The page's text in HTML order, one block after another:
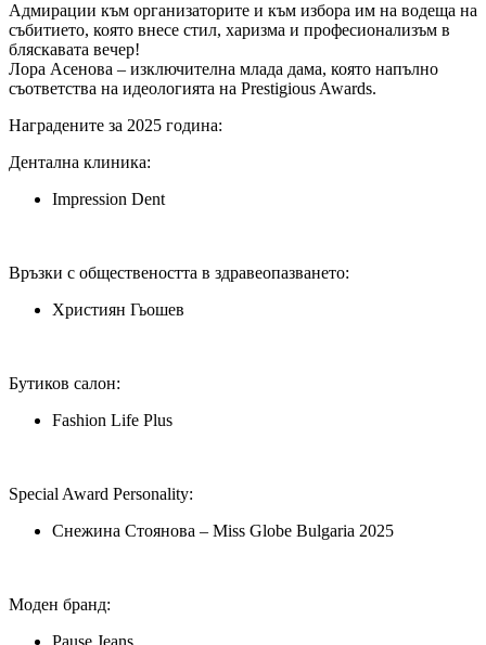
Адмирации към организаторите и към избора им на водеща на
събитието, която внесе стил, харизма и професионализъм в
бляскавата вечер!
Лора Асенова – изключителна млада дама, която напълно
съответства на идеологията на Prestigious Awards.
Наградените за 2025 година:
Дентална клиника:
Impression Dent
Връзки с обществеността в здравеопазването:
Християн Гьошев
Бутиков салон:
Fashion Life Plus
Special Award Personality:
Снежина Стоянова – Miss Globe Bulgaria 2025
Моден бранд: